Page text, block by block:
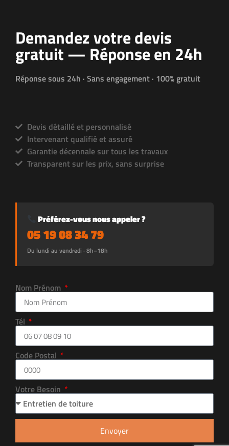
Demandez votre devis
gratuit — Réponse en 24h
Réponse sous 24h · Sans engagement · 100% gratuit
Devis détaillé et personnalisé
Intervenant qualifié et assuré
Garantie décennale sur tous les travaux
Transparent sur les prix, sans surprise
Préférez-vous nous appeler ?
05 19 08 34 79
Du lundi au vendredi · 8h–18h
Nom Prénom
Tél
Code Postal
Votre Besoin
Envoyer